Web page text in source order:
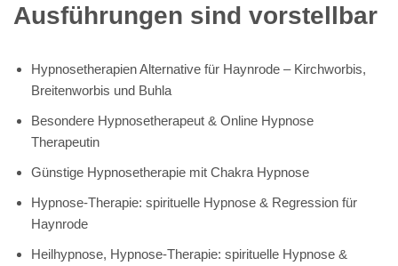
Ausführungen sind vorstellbar
Hypnosetherapien Alternative für Haynrode – Kirchworbis,
Breitenworbis und Buhla
Besondere Hypnosetherapeut & Online Hypnose
Therapeutin
Günstige Hypnosetherapie mit Chakra Hypnose
Hypnose-Therapie: spirituelle Hypnose & Regression für
Haynrode
Heilhypnose, Hypnose-Therapie: spirituelle Hypnose &